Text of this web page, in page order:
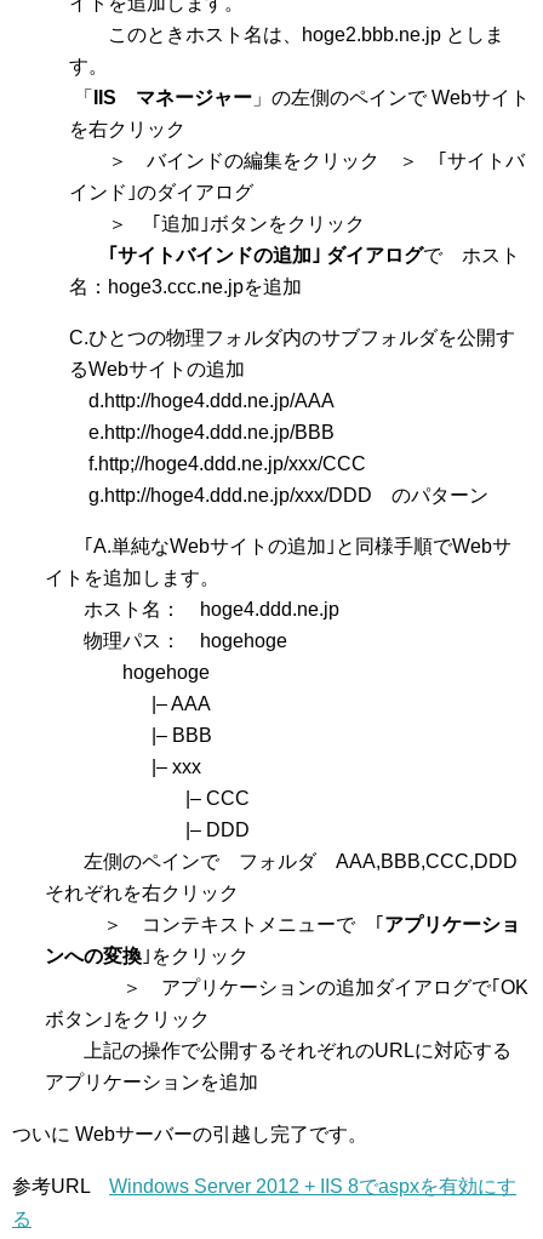
このときホスト名は、hoge2.bbb.ne.jp としま
す。
「
IIS マネージャー 」の左側のペインで Webサイト
を右クリック
＞ バインドの編集をクリック ＞ ｢サイトバ
インド｣のダイアログ
＞ ｢追加｣ボタンをクリック
｢サイトバインドの追加｣ ダイアログで ホスト
名：hoge3.ccc.ne.jpを追加
C.ひとつの物理フォルダ内のサブフォルダを公開す
るWebサイトの追加
d.http://hoge4.ddd.ne.jp/AAA
e.http://hoge4.ddd.ne.jp/BBB
f.http;//hoge4.ddd.ne.jp/xxx/CCC
g.http://hoge4.ddd.ne.jp/xxx/DDD のパターン
｢A.単純なWebサイトの追加｣と同様手順でWebサ
イトを追加します。
ホスト名： hoge4.ddd.ne.jp
物理パス： hogehoge
hogehoge
|– AAA
|– BBB
|– xxx
|– CCC
|– DDD
左側のペインで フォルダ AAA,BBB,CCC,DDD
それぞれを右クリック
＞ コンテキストメニューで ｢ アプリケーショ
ンへの変換 ｣をクリック
＞ アプリケーションの追加ダイアログで｢OK
ボタン｣をクリック
上記の操作で公開するそれぞれのURLに対応する
アプリケーションを追加
ついに Webサーバーの引越し完了です。
参考URL Windows Server 2012 + IIS 8でaspxを有効にす
る